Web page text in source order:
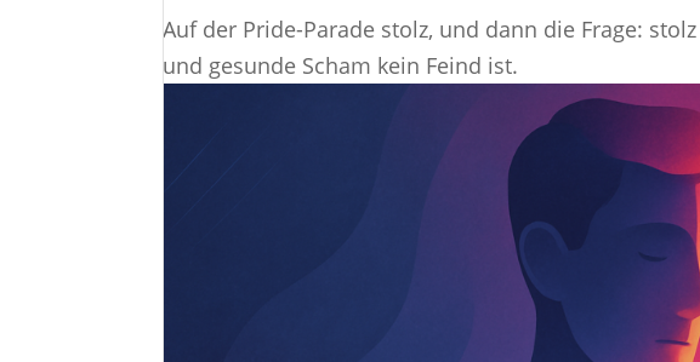
Auf der Pride-Parade stolz, und dann die Frage:
und gesunde Scham kein Feind ist.